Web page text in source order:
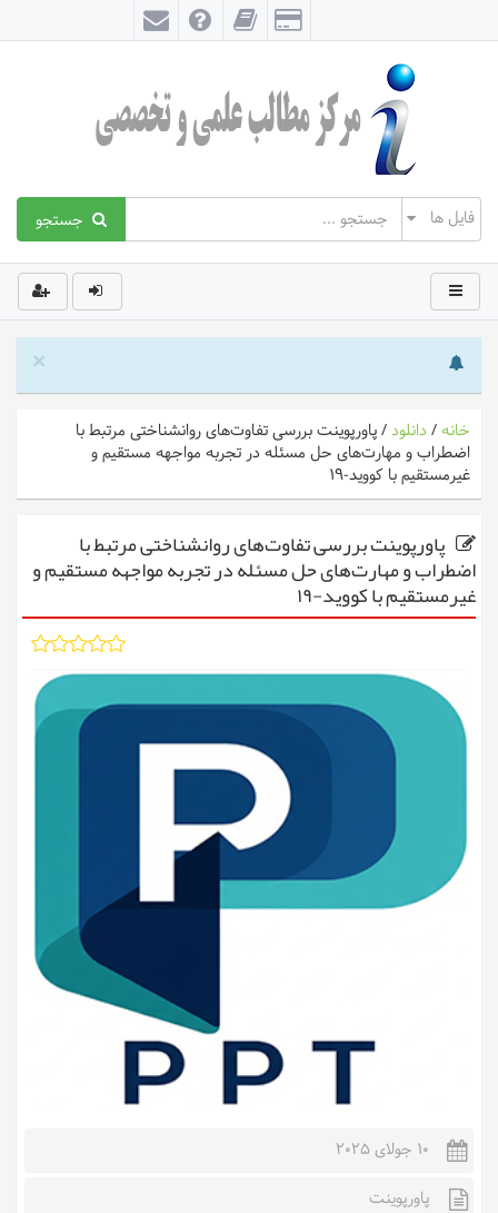
جستجو
×
خانه/ دانلود/پاورپوینت بررسی تفاوت‌های روانشناختی مرتبط با
اضطراب و مهارت‌های حل مسئله در تجربه مواجهه مستقیم و
غیرمستقیم با کووید-۱۹
پاورپوینت بررسی تفاوت‌های روانشناختی مرتبط با
اضطراب و مهارت‌های حل مسئله در تجربه مواجهه مستقیم و
غیرمستقیم با کووید-۱۹
10 جولای 2025
پاورپوینت